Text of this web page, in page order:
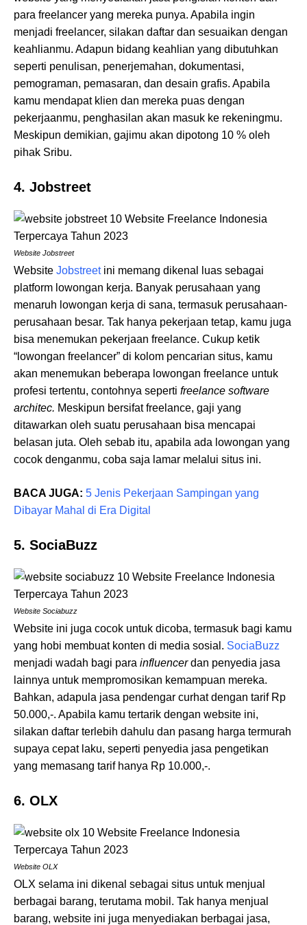
para freelancer yang mereka punya. Apabila ingin
menjadi freelancer, silakan daftar dan sesuaikan dengan
keahlianmu. Adapun bidang keahlian yang dibutuhkan
seperti penulisan, penerjemahan, dokumentasi,
pemograman, pemasaran, dan desain grafis. Apabila
kamu mendapat klien dan mereka puas dengan
pekerjaanmu, penghasilan akan masuk ke rekeningmu.
Meskipun demikian, gajimu akan dipotong 10 % oleh
pihak Sribu.
4. Jobstreet
Website Jobstreet
Website Jobstreetini memang dikenal luas sebagai
platform lowongan kerja. Banyak perusahaan yang
menaruh lowongan kerja di sana, termasuk perusahaan-
perusahaan besar. Tak hanya pekerjaan tetap, kamu juga
bisa menemukan pekerjaan freelance. Cukup ketik
“lowongan freelancer” di kolom pencarian situs, kamu
akan menemukan beberapa lowongan freelance untuk
profesi tertentu, contohnya seperti freelance software
architec. Meskipun bersifat freelance, gaji yang
ditawarkan oleh suatu perusahaan bisa mencapai
belasan juta. Oleh sebab itu, apabila ada lowongan yang
cocok denganmu, coba saja lamar melalui situs ini.
BACA JUGA: 5 Jenis Pekerjaan Sampingan yang
Dibayar Mahal di Era Digital
5. SociaBuzz
Website Sociabuzz
Website ini juga cocok untuk dicoba, termasuk bagi kamu
yang hobi membuat konten di media sosial. SociaBuzz
menjadi wadah bagi para influencerdan penyedia jasa
lainnya untuk mempromosikan kemampuan mereka.
Bahkan, adapula jasa pendengar curhat dengan tarif Rp
50.000,-. Apabila kamu tertarik dengan website ini,
silakan daftar terlebih dahulu dan pasang harga termurah
supaya cepat laku, seperti penyedia jasa pengetikan
yang memasang tarif hanya Rp 10.000,-.
6. OLX
Website OLX
OLX selama ini dikenal sebagai situs untuk menjual
berbagai barang, terutama mobil. Tak hanya menjual
barang, website ini juga menyediakan berbagai jasa,